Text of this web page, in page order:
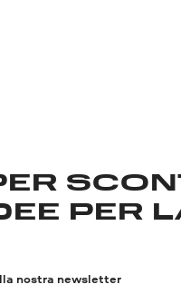
PER
nostra newsletter